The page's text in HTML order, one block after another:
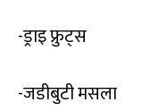
-ड्राइ फ्रुट्स
-जडीबुटी मसला